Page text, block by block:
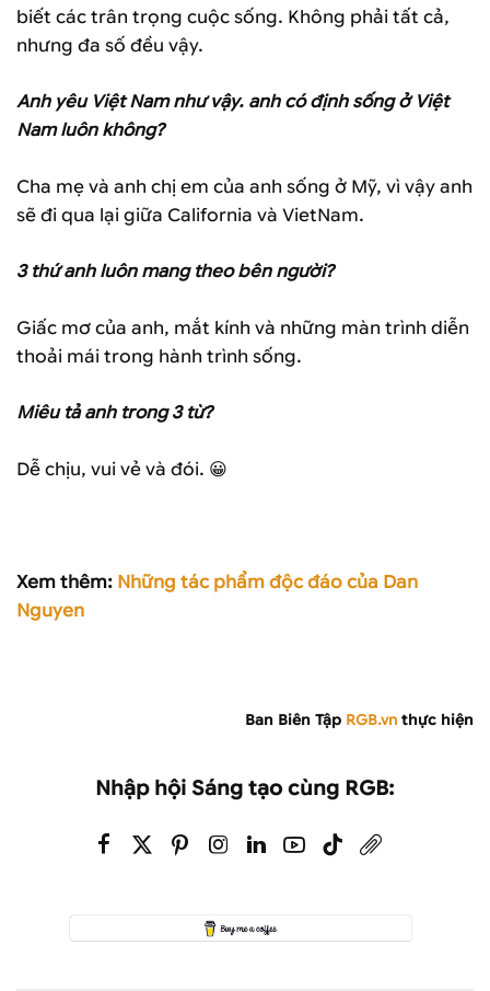
biết các trân trọng cuộc sống. Không phải tất cả,
nhưng đa số đều vậy.
Anh yêu Việt Nam như vậy. anh có định sống ở Việt
Nam luôn không?
Cha mẹ và anh chị em của anh sống ở Mỹ, vì vậy anh
sẽ đi qua lại giữa California và VietNam.
3 thứ anh luôn mang theo bên người?
Giấc mơ của anh, mắt kính và những màn trình diễn
thoải mái trong hành trình sống.
Miêu tả anh trong 3 từ?
Dễ chịu, vui vẻ và đói. 😀
Xem thêm: Những tác phẩm độc đáo của Dan
Nguyen
Ban Biên Tập RGB.vn thực hiện
Nhập hội Sáng tạo cùng RGB: